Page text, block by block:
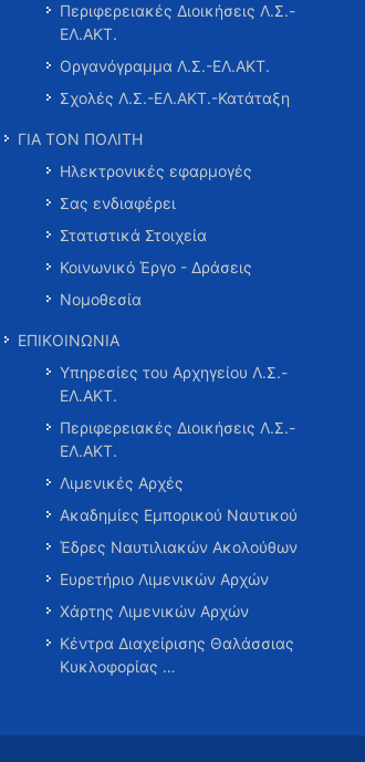
Περιφερειακές Διοικήσεις Λ.Σ.-
ΕΛ.ΑΚΤ.
Οργανόγραμμα Λ.Σ.-ΕΛ.ΑΚΤ.
Σχολές Λ.Σ.-ΕΛ.ΑΚΤ.-Κατάταξη
ΓΙΑ ΤΟΝ ΠΟΛΙΤΗ
Ηλεκτρονικές εφαρμογές
Σας ενδιαφέρει
Στατιστικά Στοιχεία
Κοινωνικό Έργο - Δράσεις
Νομοθεσία
ΕΠΙΚΟΙΝΩΝΙΑ
Υπηρεσίες του Αρχηγείου Λ.Σ.-
ΕΛ.ΑΚΤ.
Περιφερειακές Διοικήσεις Λ.Σ.-
ΕΛ.ΑΚΤ.
Λιμενικές Αρχές
Ακαδημίες Εμπορικού Ναυτικού
Έδρες Ναυτιλιακών Ακολούθων
Ευρετήριο Λιμενικών Αρχών
Χάρτης Λιμενικών Αρχών
Κέντρα Διαχείρισης Θαλάσσιας
Κυκλοφορίας …